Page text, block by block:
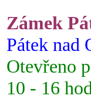
Zámek
Pátek nad
Otevřeno
10 - 16